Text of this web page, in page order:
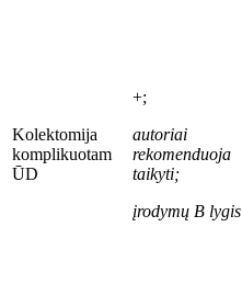
Kolektomija
komplikuotam
ŪD
+;
autoriai
rekomenduoja
taikyti;
įrodymų B lygis